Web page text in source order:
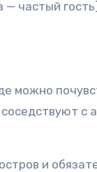
— частый
можно
и